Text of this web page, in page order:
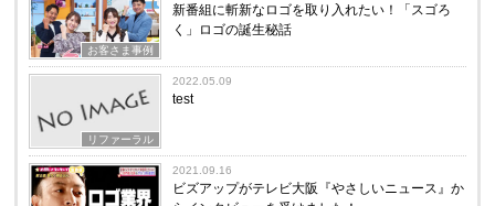
お客さま事例
新番組に斬新なロゴを取り入れたい！「スゴろ
く」ロゴの誕生秘話
リファーラル
2022.05.09
test
2021.09.16
ビズアップがテレビ大阪『やさしいニュース』か